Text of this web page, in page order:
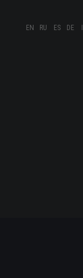
EN RU ES DE